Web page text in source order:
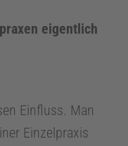
eigentlich
Einfluss. Man
Einzelpraxis